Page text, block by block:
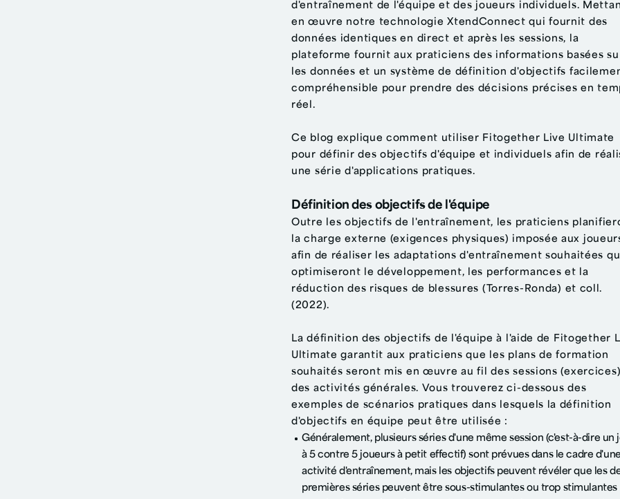
d'entraînement de l'équipe et des joueurs individuels.
en œuvre notre technologie XtendConnect qui fournit des
données identiques en direct et après les sessions, la
plateforme fournit aux praticiens des informations basées
les données et un système de définition d'objectifs
compréhensible pour prendre des décisions précises en
réel.
Ce blog explique comment utiliser Fitogether Live Ultimate
pour définir des objectifs d'équipe et individuels afin de
une série d'applications pratiques.
Définition des objectifs de l'équipe
Outre les objectifs de l'entraînement, les praticiens
la charge externe (exigences physiques) imposée aux
afin de réaliser les adaptations d'entraînement souhaitées
optimiseront le développement, les performances et la
réduction des risques de blessures (Torres-Ronda) et coll.
(2022).
La définition des objectifs de l'équipe à l'aide de Fitogether
Ultimate garantit aux praticiens que les plans de formation
souhaités seront mis en œuvre au fil des sessions
des activités générales. Vous trouverez ci-dessous des
exemples de scénarios pratiques dans lesquels la définition
d'objectifs en équipe peut être utilisée :
Généralement, plusieurs séries d'une même session (c'est-à-dire un
à 5 contre 5 joueurs à petit effectif) sont prévues dans le cadre
activité d'entraînement, mais les objectifs peuvent révéler que les
premières séries peuvent être sous-stimulantes ou trop stimulantes